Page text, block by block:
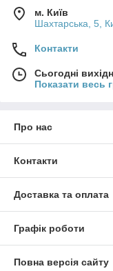
м. Київ
Шахтарська, 5,
Контакти
Сьогодні
Показати весь
Про нас
Контакти
Доставка та оплата
Графік роботи
Повна версія сайту